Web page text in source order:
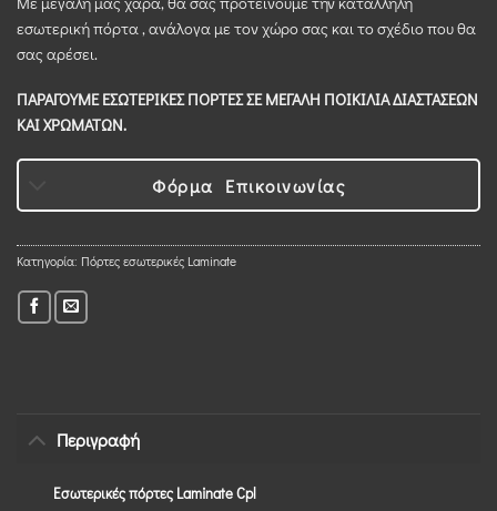
εσωτερική πόρτα , ανάλογα με τον χώρο σας και το σχέδιο που θα
σας αρέσει.
ΠΑΡΑΓΟΥΜΕ ΕΣΩΤΕΡΙΚΕΣ ΠΟΡΤΕΣ ΣΕ ΜΕΓΑΛΗ ΠΟΙΚΙΛΙΑ ΔΙΑΣΤΑΣΕΩΝ
ΚΑΙ ΧΡΩΜΑΤΩΝ.
Φόρμα Επικοινωνίας
Κατηγορία: Πόρτες εσωτερικές Laminate
Περιγραφή
Εσωτερικές πόρτες Laminate Cpl